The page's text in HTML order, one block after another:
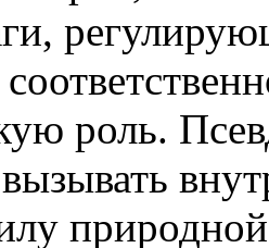
роль.